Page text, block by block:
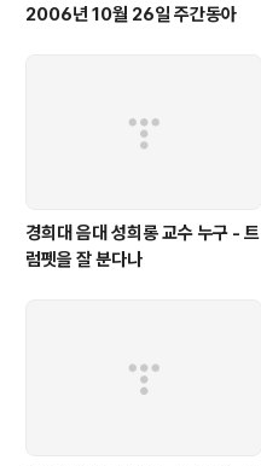
2006년 10월 26일 주간동아
경희대 음대 성희롱 교수 누구 - 트
럼펫을 잘 분다나